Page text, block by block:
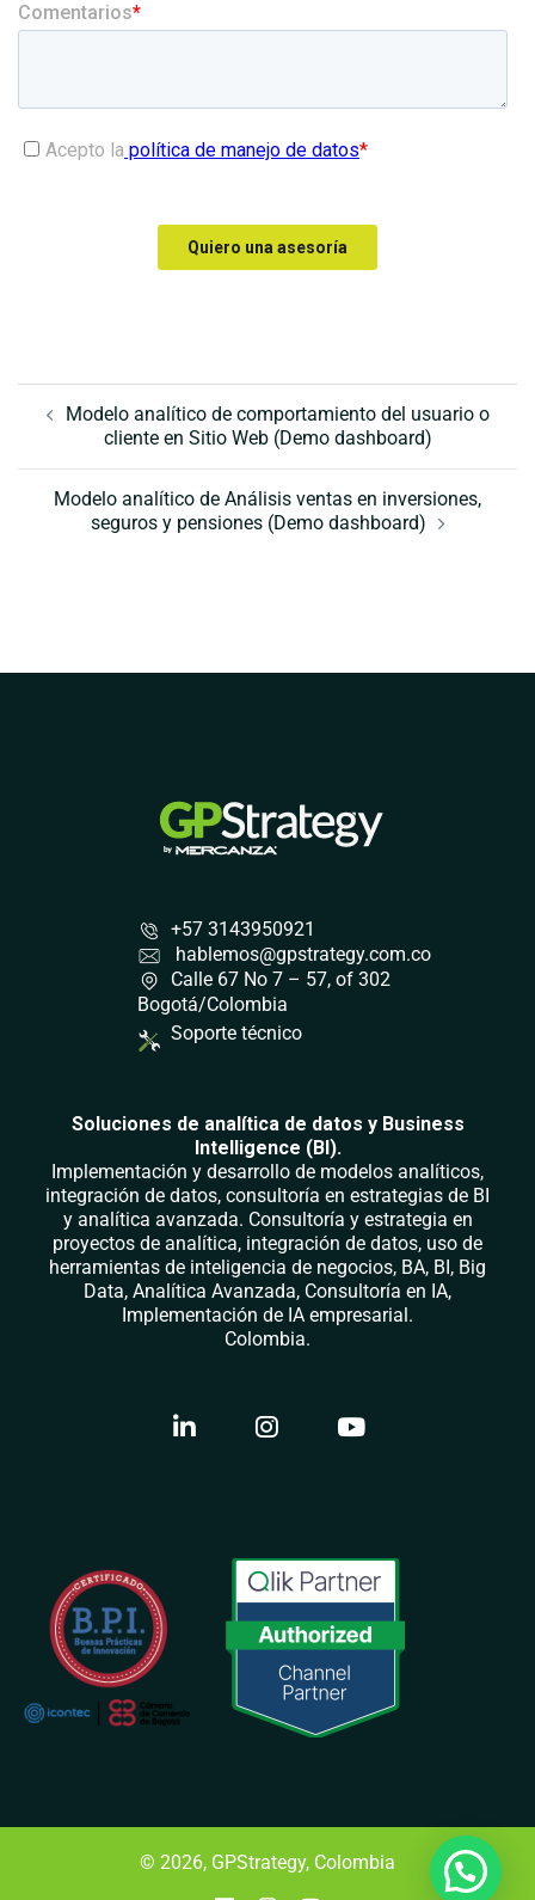
Navegación
de
entradas
Modelo analítico de comportamiento del usuario o
cliente en Sitio Web (Demo dashboard)
Modelo analítico de Análisis ventas en inversiones,
seguros y pensiones (Demo dashboard)
+57 3143950921
hablemos@gpstrategy.com.co
Calle 67 No 7 – 57, of 302
Bogotá/Colombia
Soporte técnico
Soluciones de analítica de datos y Business
Intelligence (BI).
Implementación y desarrollo de modelos analíticos,
integración de datos, consultoría en estrategias de BI
y analítica avanzada. Consultoría y estrategia en
proyectos de analítica, integración de datos, uso de
herramientas de inteligencia de negocios, BA, BI, Big
Data, Analítica Avanzada, Consultoría en IA,
Implementación de IA empresarial.
Colombia.
© 2026, GPStrategy, Colombia